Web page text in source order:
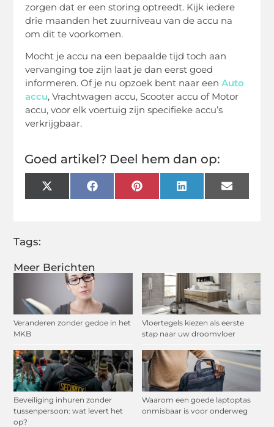
Meer Berichten
Veranderen zonder gedoe in het
MKB
Vloertegels kiezen als eerste
stap naar uw droomvloer
Beveiliging inhuren zonder
tussenpersoon: wat levert het
op?
Waarom een goede laptoptas
onmisbaar is voor onderweg
zorgen dat er een storing optreedt. Kijk iedere
drie maanden het zuurniveau van de accu na
om dit te voorkomen.
Mocht je accu na een bepaalde tijd toch aan
vervanging toe zijn laat je dan eerst goed
informeren. Of je nu opzoek bent naar eenAuto
accu, Vrachtwagen accu, Scooter accu of Motor
accu, voor elk voertuig zijn specifieke accu’s
verkrijgbaar.
Goed artikel? Deel hem dan op:
X
(Twitter)
FacebookPinterestLinkedInEmail
Tags: